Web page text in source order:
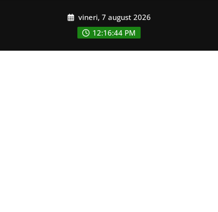
vineri, 7 august 2026
12:16:46 PM